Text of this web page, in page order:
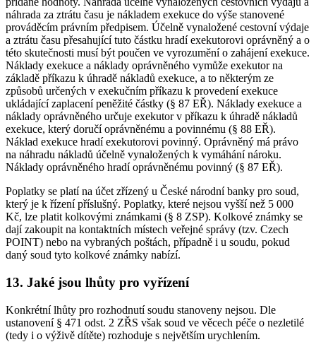
náhrada za ztrátu času je nákladem exekuce do výše stanovené
prováděcím právním předpisem. Účelně vynaložené cestovní výdaje
a ztrátu času přesahující tuto částku hradí exekutorovi oprávněný a o
této skutečnosti musí být poučen ve vyrozumění o zahájení exekuce.
Náklady exekuce a náklady oprávněného vymůže exekutor na
základě příkazu k úhradě nákladů exekuce, a to některým ze
způsobů určených v exekučním příkazu k provedení exekuce
ukládající zaplacení peněžité částky (§ 87 EŘ). Náklady exekuce a
náklady oprávněného určuje exekutor v příkazu k úhradě nákladů
exekuce, který doručí oprávněnému a povinnému (§ 88 EŘ).
Náklad exekuce hradí exekutorovi povinný. Oprávněný má právo
na náhradu nákladů účelně vynaložených k vymáhání nároku.
Náklady oprávněného hradí oprávněnému povinný (§ 87 EŘ).
Poplatky se platí na účet zřízený u České národní banky pro soud,
který je k řízení příslušný. Poplatky, které nejsou vyšší než 5 000
Kč, lze platit kolkovými známkami (§ 8 ZSP). Kolkové známky se
dají zakoupit na kontaktních místech veřejné správy (tzv. Czech
POINT) nebo na vybraných poštách, případně i u soudu, pokud
daný soud tyto kolkové známky nabízí.
13. Jaké jsou lhůty pro vyřízení
Konkrétní lhůty pro rozhodnutí soudu stanoveny nejsou. Dle
ustanovení § 471 odst. 2 ZŘS však soud ve věcech péče o nezletilé
(tedy i o výživě dítěte) rozhoduje s největším urychlením.